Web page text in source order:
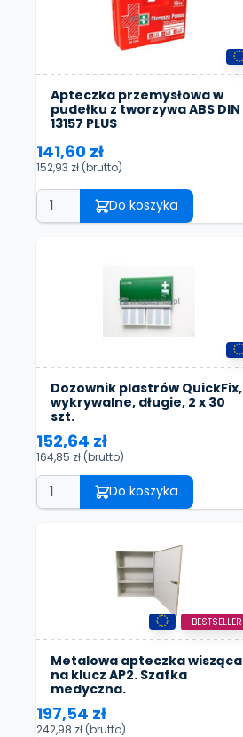
Apteczka przemysłowa w
pudełku z tworzywa ABS DIN
13157 PLUS
141,60 zł
152,93 zł (brutto)
Do koszyka
Dozownik plastrów QuickFix,
wykrywalne, długie, 2 x 30
szt.
152,64 zł
164,85 zł (brutto)
Do koszyka
Metalowa apteczka wisząca
na klucz AP2. Szafka
medyczna.
BESTSELLER
197,54 zł
242,98 zł (brutto)